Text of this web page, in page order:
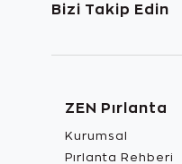
Bizi Takip Edin
ZEN Pırlanta
Kurumsal
Pırlanta Rehberi